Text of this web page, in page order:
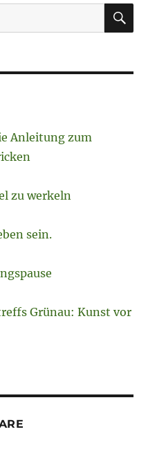
Anleitung zum
zu werkeln
sein.
Grünau: Kunst vor